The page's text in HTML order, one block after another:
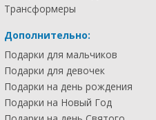
Трансформеры
Дополнительно:
Подарки для мальчиков
Подарки для девочек
Подарки на день рождения
Подарки на Новый Год